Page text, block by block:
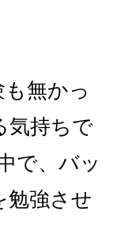
無かっ
気持ちで
で、バッ
勉強させ